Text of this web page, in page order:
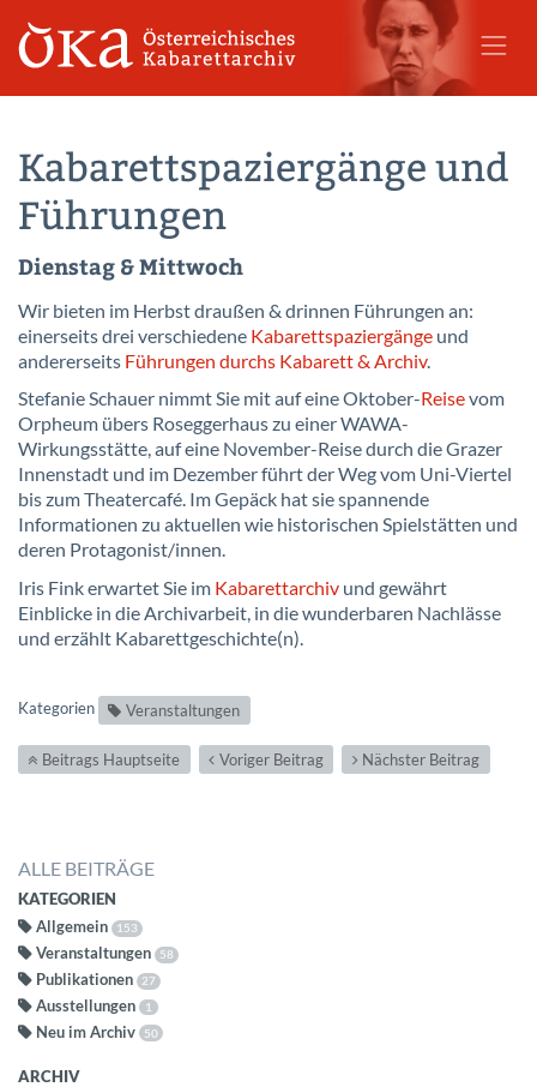
Kabarettspaziergänge und
Führungen
Dienstag & Mittwoch
Wir bieten im Herbst draußen & drinnen Führungen an:
einerseits drei verschiedene Kabarettspaziergänge und
andererseits Führungen durchs Kabarett & Archiv.
Stefanie Schauer nimmt Sie mit auf eine Oktober-Reisevom
Orpheum übers Roseggerhaus zu einer WAWA-
Wirkungsstätte, auf eine November-Reise durch die Grazer
Innenstadt und im Dezember führt der Weg vom Uni-Viertel
bis zum Theatercafé. Im Gepäck hat sie spannende
Informationen zu aktuellen wie historischen Spielstätten und
deren Protagonist/innen.
Iris Fink erwartet Sie im Kabarettarchiv und gewährt
Einblicke in die Archivarbeit, in die wunderbaren Nachlässe
und erzählt Kabarettgeschichte(n).
Kategorien Veranstaltungen
Beitrags Hauptseite Voriger Beitrag Nächster Beitrag
ALLE BEITRÄGE
KATEGORIEN
Allgemein 153
Veranstaltungen 58
Publikationen 27
Ausstellungen 1
Neu im Archiv 50
ARCHIV